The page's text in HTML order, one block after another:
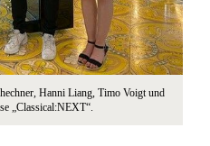
Hanni Liang, Timo Voigt und
„Classical:NEXT“.